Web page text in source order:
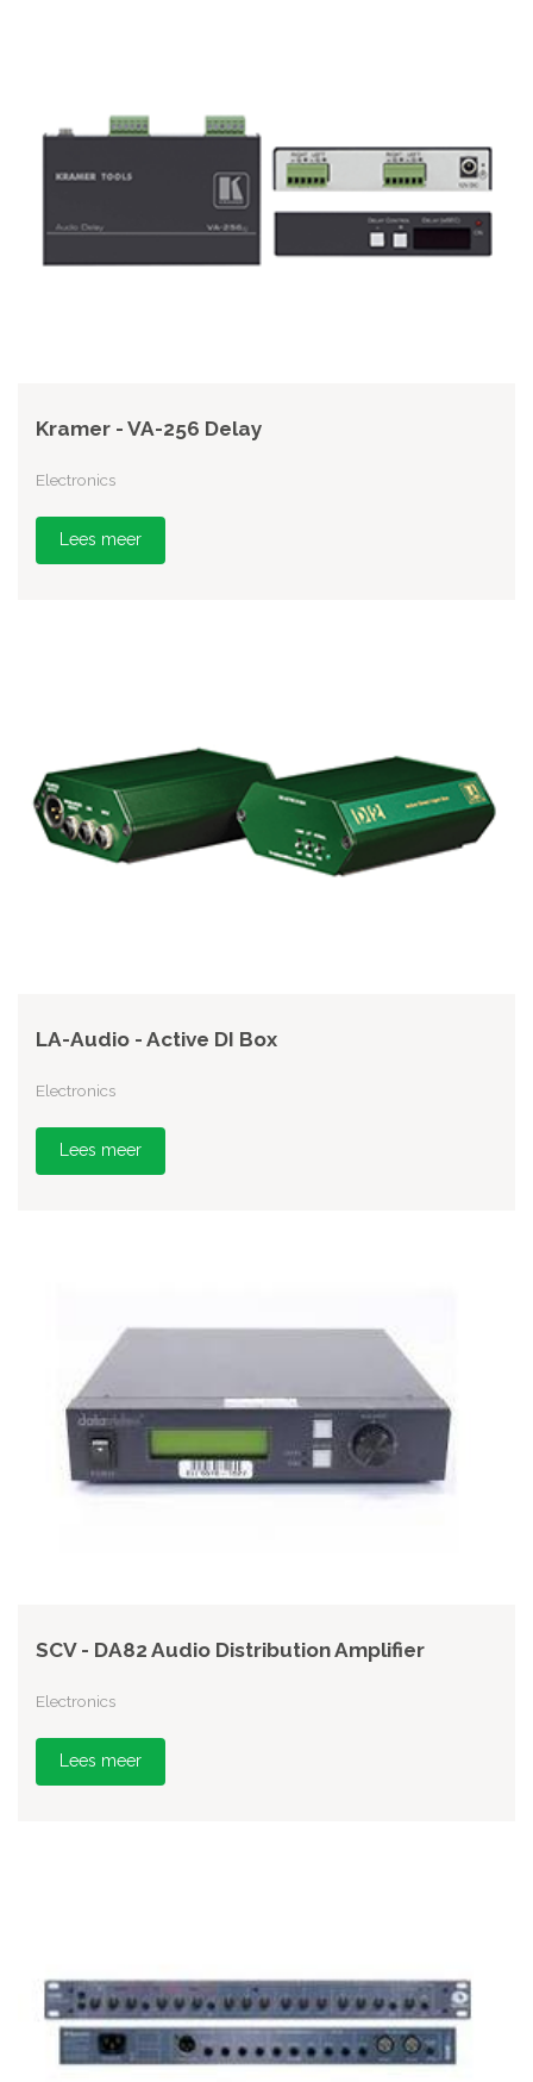
Kramer - VA-256 Delay
Electronics
Lees meer
LA-Audio - Active DI Box
Electronics
Lees meer
SCV - DA82 Audio Distribution Amplifier
Electronics
Lees meer